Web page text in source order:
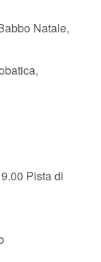
Natale,
Pista di